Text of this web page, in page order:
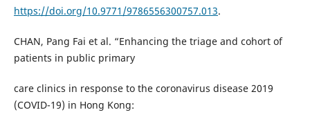
https://doi.org/10.9771/9786556300757.013.
CHAN, Pang Fai et al. “Enhancing the triage and cohort of
patients in public primary
care clinics in response to the coronavirus disease 2019
(COVID-19) in Hong Kong: